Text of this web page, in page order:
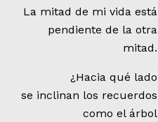
La mitad de mi vida está
pendiente de la otra
mitad.
¿Hacia qué lado
se inclinan los recuerdos
como el árbol